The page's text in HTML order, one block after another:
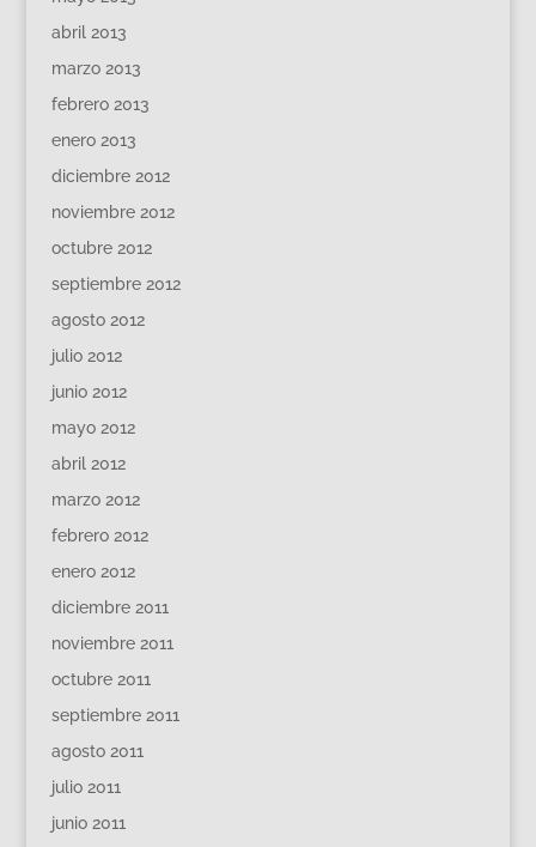
abril 2013
marzo 2013
febrero 2013
enero 2013
diciembre 2012
noviembre 2012
octubre 2012
septiembre 2012
agosto 2012
julio 2012
junio 2012
mayo 2012
abril 2012
marzo 2012
febrero 2012
enero 2012
diciembre 2011
noviembre 2011
octubre 2011
septiembre 2011
agosto 2011
julio 2011
junio 2011